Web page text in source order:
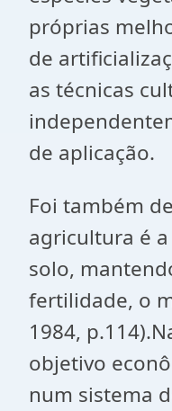
próprias
de
as técnicas
de aplicação.
Foi também
agricultura é
solo,
fertilidade, o
1984, p.114).
objetivo
num sistema